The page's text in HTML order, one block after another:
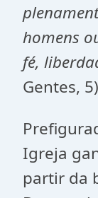
homens
fé,
Gentes,
Igreja
partir da